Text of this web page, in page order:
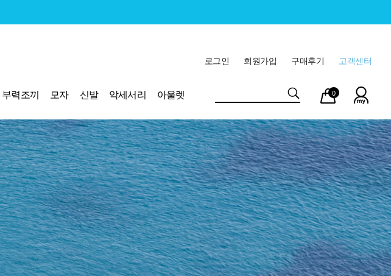
고객센터
구매후기
회원가입
로그인
부력조끼 모자 신발 악세서리
아울렛
마이
페이
장바
구니
0